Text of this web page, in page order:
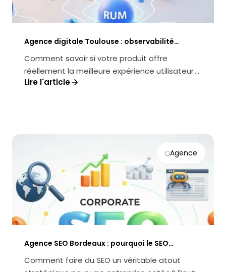
Agence digitale Toulouse : observabilité
produit (RUM) pour piloter UX, perf et
conversion
Comment savoir si votre produit offre
réellement la meilleure expérience utilisateur ?
Comment transformer la performanc...
Lire l'article
Agence
Agence SEO Bordeaux : pourquoi le SEO
corporate est la clé des entreprises cotées
Comment faire du SEO un véritable atout